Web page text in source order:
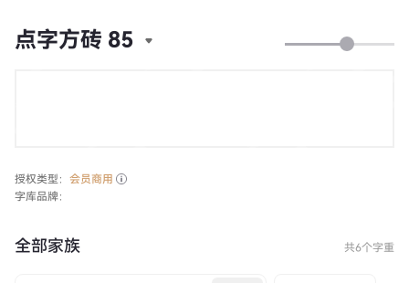
点字方砖 85
授权类型： 会员商用
字库品牌：
全部家族 共6个字重